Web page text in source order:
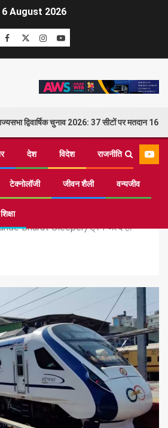
6 August 2026
द्विवार्षिक चुनाव 2026: 37 सीटों पर मतदान 16
देश विदेश राजनीति
टेक्नोलॉजी जीवन शैली वन्यजीव
शिक्षा
Bharat Sleeper) ट्रेन जल्द ही